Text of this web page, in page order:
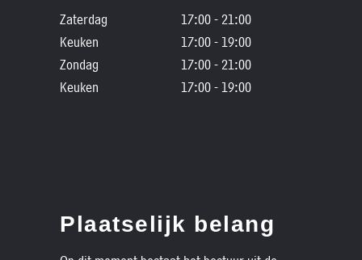
Zaterdag
17:00 - 21:00
Keuken
17:00 - 19:00
Zondag
17:00 - 21:00
Keuken
17:00 - 19:00
Plaatselijk belang